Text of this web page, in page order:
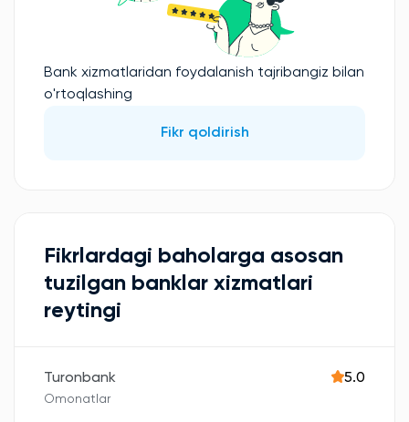
Bank xizmatlaridan foydalanish tajribangiz bilan
o'rtoqlashing
Fikr qoldirish
Fikrlardagi baholarga asosan
tuzilgan banklar xizmatlari
reytingi
Turonbank 5.0
Omonatlar